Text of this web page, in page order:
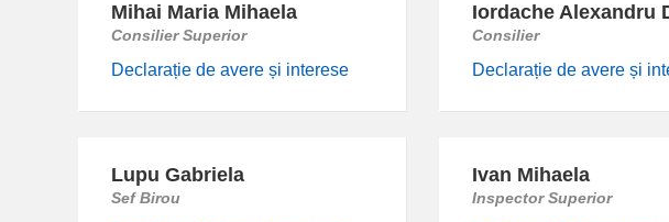
Mihai Maria Mihaela
Consilier Superior
Declarație de avere și interese
Iordache Alexandru
Consilier
Declarație de avere și
Lupu Gabriela
Sef Birou
Ivan Mihaela
Inspector Superior